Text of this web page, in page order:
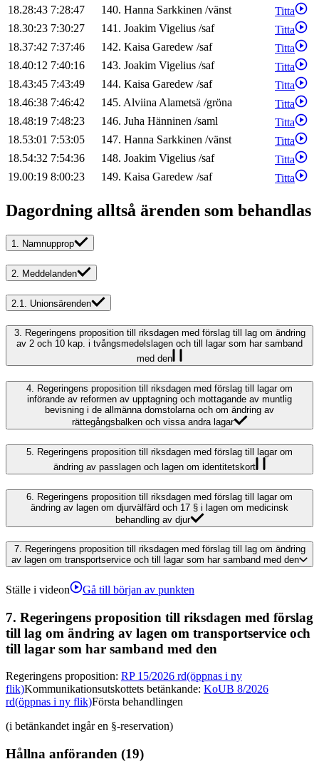
18.28:43 7:28:47 140. Hanna Sarkkinen /vänst
Titta
18.30:23 7:30:27 141. Joakim Vigelius /saf
Titta
18.37:42 7:37:46 142. Kaisa Garedew /saf
Titta
18.40:12 7:40:16 143. Joakim Vigelius /saf
Titta
18.43:45 7:43:49 144. Kaisa Garedew /saf
Titta
18.46:38 7:46:42 145. AlviinaAlametsä /gröna
Titta
18.48:19 7:48:23 146. Juha Hänninen /saml
Titta
18.53:01 7:53:05 147. Hanna Sarkkinen /vänst
Titta
18.54:32 7:54:36 148. Joakim Vigelius /saf
Titta
19.00:19 8:00:23 149. Kaisa Garedew /saf Titta
Dagordning alltså ärenden som behandlas
1. Namnupprop
2. Meddelanden
2.1. Unionsärenden
3. Regeringens proposition till riksdagen med förslag till lag om ändring
av 2 och 10 kap. i tvångsmedelslagen och till lagar som har samband
med den
4. Regeringens proposition till riksdagen med förslag till lagar om
införande av reformen av upptagning och mottagande av muntlig
bevisning i de allmänna domstolarna och om ändring av
rättegångsbalken och vissa andra lagar
5.
Regeringens proposition till riksdagen med förslag till lagar om
ändring av passlagen och lagen om identitetskort
6. Regeringens proposition till riksdagen med förslag till lagar om
ändring av lagen om djurvälfärd och 17 § i lagen om medicinsk
behandling av djur
7. Regeringens proposition till riksdagen med förslag till lag om ändring
av lagen om transportservice och till lagar som har samband med den
Ställe i videon Gå till början av punkten
7. Regeringens proposition till riksdagen med förslag
till lag om ändring av lagen om transportservice och
till lagar som har samband med den
Regeringens proposition: RP 15/2026 rd(öppnas i ny
flik)Kommunikationsutskottets betänkande: KoUB 8/2026
rd(öppnas i ny flik)Första behandlingen
(i betänkandet ingår en §-reservation)
Hållna anföranden (19)